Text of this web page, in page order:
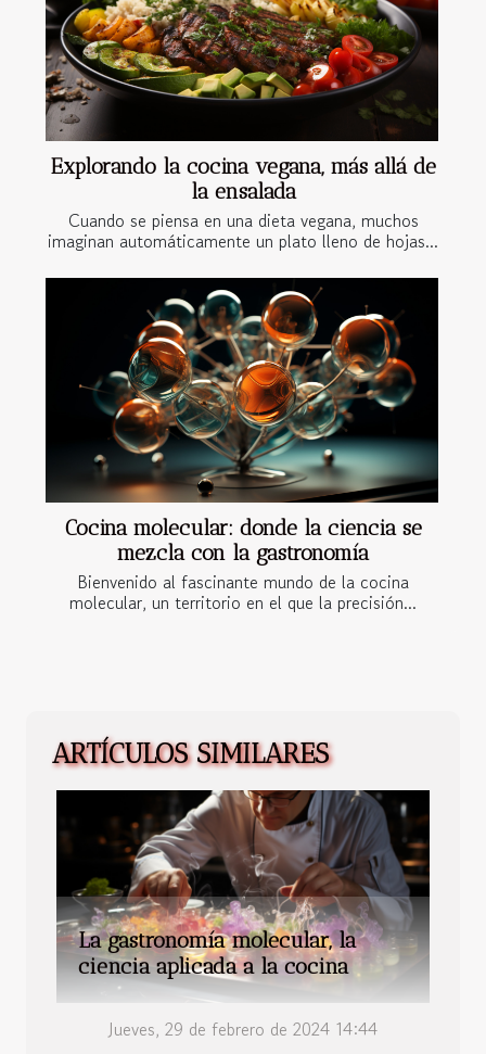
Explorando la cocina vegana, más allá de
la ensalada
Cuando se piensa en una dieta vegana, muchos
imaginan automáticamente un plato lleno de hojas...
Cocina molecular: donde la ciencia se
mezcla con la gastronomía
Bienvenido al fascinante mundo de la cocina
molecular, un territorio en el que la precisión...
ARTÍCULOS SIMILARES
La gastronomía molecular, la
ciencia aplicada a la cocina
Jueves, 29 de febrero de 2024 14:44